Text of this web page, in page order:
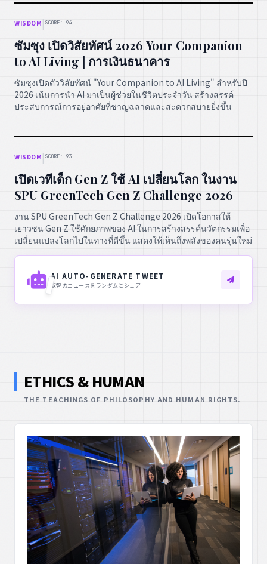
WISDOM | SCORE: 94
ซัมซุง เปิดวิสัยทัศน์ 2026 Your Companion
to AI Living | การเงินธนาคาร
ซัมซุงเปิดตัววิสัยทัศน์ "Your Companion to AI Living" สำหรับปี
2026 เน้นการนำ AI มาเป็นผู้ช่วยในชีวิตประจำวัน สร้างสรรค์
ประสบการณ์การอยู่อาศัยที่ชาญฉลาดและสะดวกสบายยิ่งขึ้น
WISDOM | SCORE: 93
เปิดเวทีเด็ก Gen Z ใช้ AI เปลี่ยนโลก ในงาน
SPU GreenTech Gen Z Challenge 2026
งาน SPU GreenTech Gen Z Challenge 2026 เปิดโอกาสให้
เยาวชน Gen Z ใช้ศักยภาพของ AI ในการสร้างสรรค์นวัตกรรมเพื่อ
เปลี่ยนแปลงโลกไปในทางที่ดีขึ้น แสดงให้เห็นถึงพลังของคนรุ่นใหม่
AI AUTO-GENERATE TWEET
叡智のニュースをランダムにシェア
ETHICS & HUMAN
THE TEACHINGS OF PHILOSOPHY AND HUMAN RIGHTS.